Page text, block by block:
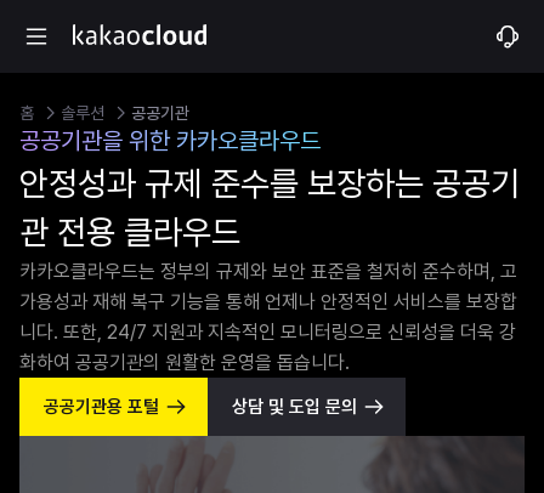
홈 솔루션 공공기관
공공기관을 위한 카카오클라우드
안정성과 규제 준수를 보장하는 공공기
관 전용 클라우드
카카오클라우드는 정부의 규제와 보안 표준을 철저히 준수하며, 고
가용성과 재해 복구 기능을 통해 언제나 안정적인 서비스를 보장합
니다. 또한, 24/7 지원과 지속적인 모니터링으로 신뢰성을 더욱 강
화하여 공공기관의 원활한 운영을 돕습니다.
공공기관용 포털 상담 및 도입 문의